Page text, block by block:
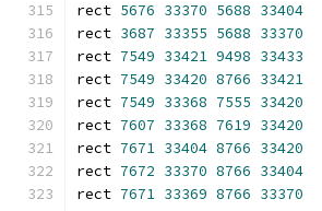
rect 5676 33370 5688 33404
rect 3687 33355 5688 33370
rect 7549 33421 9498 33433
rect 7549 33420 8766 33421
rect 7549 33368 7555 33420
rect 7607 33368 7619 33420
rect 7671 33404 8766 33420
rect 7672 33370 8766 33404
rect 7671 33369 8766 33370